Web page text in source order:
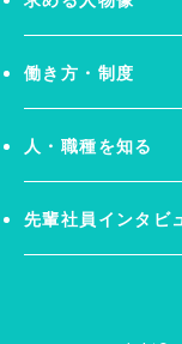
働き方・制度
人・職種を知る
先輩社員インタビ